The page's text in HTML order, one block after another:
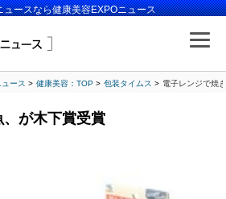
ュースなら健康美容EXPOニュース
ース 健康美容：TOP 包装タイムス 電子レンジで焼
が木下賞受賞